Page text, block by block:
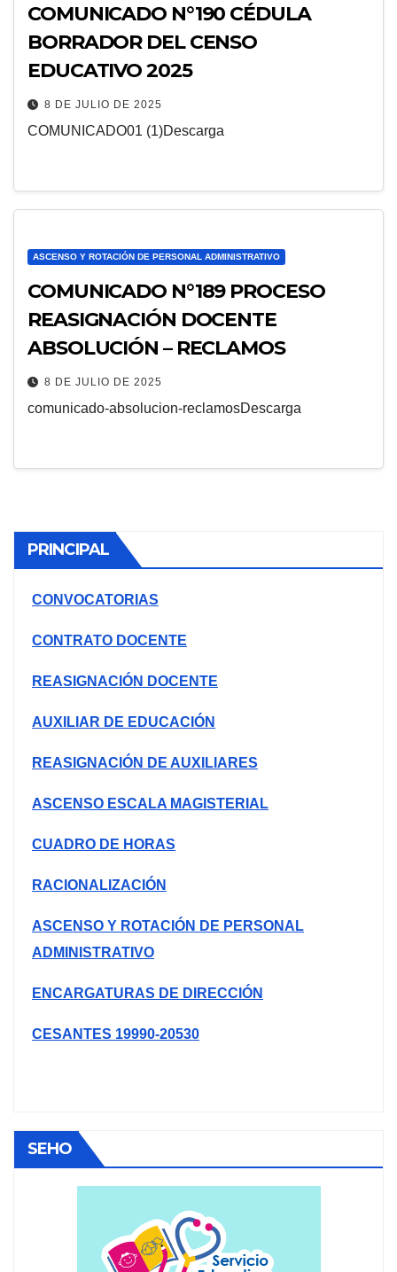
COMUNICADO N°190 CÉDULA
BORRADOR DEL CENSO
EDUCATIVO 2025
8 DE JULIO DE 2025
COMUNICADO01 (1)Descarga
ASCENSO Y ROTACIÓN DE PERSONAL ADMINISTRATIVO
COMUNICADO N°189 PROCESO
REASIGNACIÓN DOCENTE
ABSOLUCIÓN – RECLAMOS
8 DE JULIO DE 2025
comunicado-absolucion-reclamosDescarga
PRINCIPAL
CONVOCATORIAS
CONTRATO DOCENTE
REASIGNACIÓN DOCENTE
AUXILIAR DE EDUCACIÓN
REASIGNACIÓN DE AUXILIARES
ASCENSO ESCALA MAGISTERIAL
CUADRO DE HORAS
RACIONALIZACIÓN
ASCENSO Y ROTACIÓN DE PERSONAL
ADMINISTRATIVO
ENCARGATURAS DE DIRECCIÓN
CESANTES 19990-20530
SEHO